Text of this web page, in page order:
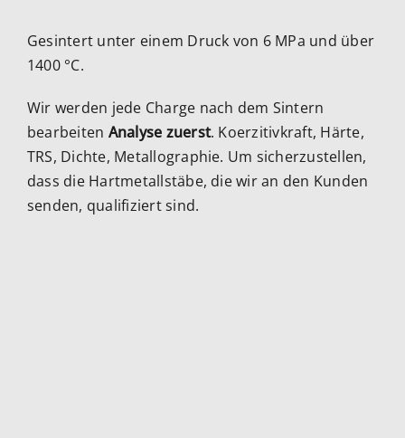
Gesintert unter einem Druck von 6 MPa und über
1400 °C.
Wir werden jede Charge nach dem Sintern
bearbeiten Analyse zuerst. Koerzitivkraft, Härte,
TRS, Dichte, Metallographie. Um sicherzustellen,
dass die Hartmetallstäbe, die wir an den Kunden
senden, qualifiziert sind.